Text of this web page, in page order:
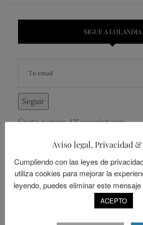
SIGUE A LOLANDIA
Seguir
Únete a otros 421 suscriptores
MÁS COMENTADOS
LOLALANDIA
Aviso legal, Privacidad
Cumpliendo con las leyes de
utiliza cookies para mejorar la
leyendo, puedes eliminar este
ACEPTO